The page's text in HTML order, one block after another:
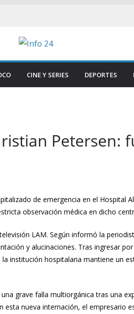
CINE Y SERIES DEPORTES
Petersen:
de emergencia en el Hospital
observación médica en dicho
LAM. Según informó la
y alucinaciones. Tras ingresar
institución hospitalaria mantiene un
grave falla multiorgánica tras una
nueva internación, el empresario